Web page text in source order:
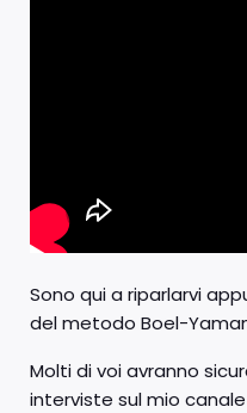
Sono qui a riparlarvi
del metodo Boel-
Molti di voi avranno
interviste sul mio